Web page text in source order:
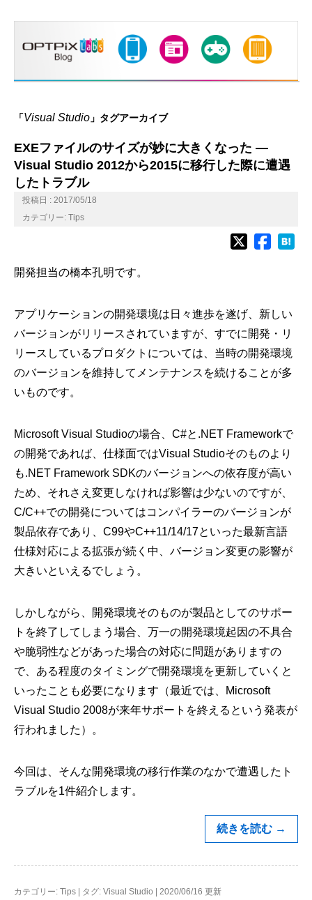
「Visual Studio 」タグアーカイブ
EXEファイルのサイズが妙に大きくなった ―
Visual Studio 2012から2015に移行した際に遭遇
したトラブル
投稿日 : 2017/05/18
カテゴリー: Tips
開発担当の橋本孔明です。
アプリケーションの開発環境は日々進歩を遂げ、新しい
バージョンがリリースされていますが、すでに開発・リ
リースしているプロダクトについては、当時の開発環境
のバージョンを維持してメンテナンスを続けることが多
いものです。
Microsoft Visual Studioの場合、C#と.NET Frameworkで
の開発であれば、仕様面ではVisual Studioそのものより
も.NET Framework SDKのバージョンへの依存度が高い
ため、それさえ変更しなければ影響は少ないのですが、
C/C++での開発についてはコンパイラーのバージョンが
製品依存であり、C99やC++11/14/17といった最新言語
仕様対応による拡張が続く中、バージョン変更の影響が
大きいといえるでしょう。
しかしながら、開発環境そのものが製品としてのサポー
トを終了してしまう場合、万一の開発環境起因の不具合
や脆弱性などがあった場合の対応に問題がありますの
で、ある程度のタイミングで開発環境を更新していくと
いったことも必要になります（最近では、Microsoft
Visual Studio 2008が来年サポートを終えるという発表が
行われました）。
今回は、そんな開発環境の移行作業のなかで遭遇したト
ラブルを1件紹介します。
続きを読む →
カテゴリー: Tips タグ: Visual Studio 2020/06/16 更新